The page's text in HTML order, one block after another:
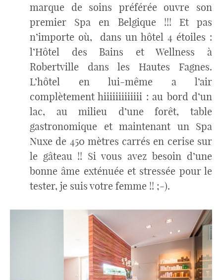
marque de soins préférée ouvre son
premier Spa en Belgique !!! Et pas
n’importe où, dans un hôtel 4 étoiles :
l’Hôtel des Bains et Wellness à
Robertville dans les Hautes Fagnes.
L’hôtel en lui-même a l’air
complètement hiiiiiiiiiiiii : au bord d’un
lac, au milieu d’une forêt, table
gastronomique et maintenant un Spa
Nuxe de 450 mètres carrés en cerise sur
le gâteau !! Si vous avez besoin d’une
bonne âme exténuée et stressée pour le
tester, je suis votre femme !! ;-).